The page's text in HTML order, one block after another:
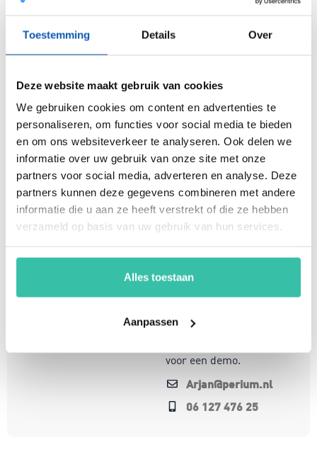
Toestemming Details Over
Deze website maakt gebruik van cookies
We gebruiken cookies om content en advertenties te
personaliseren, om functies voor social media te bieden
en om ons websiteverkeer te analyseren. Ook delen we
informatie over uw gebruik van onze site met onze
partners voor social media, adverteren en analyse. Deze
partners kunnen deze gegevens combineren met andere
informatie die u aan ze heeft verstrekt of die ze hebben
verzameld op basis van uw gebruik van hun services.
Alles toestaan
Aanpassen
weerbaarheid van je organisatie snel, eenvoudig en
betaalbaar met hét Perium platform.
Arjan Kremer
Mede-oprichter Perium
B.V.
Met een achtergrond in
risicomanagement, ICT
en een passie voor
innovatie, help ik
organisaties om
te opereren in een
steeds veranderende
werken.
voor een demo.
Arjan@perium.nl
06 127 476 25